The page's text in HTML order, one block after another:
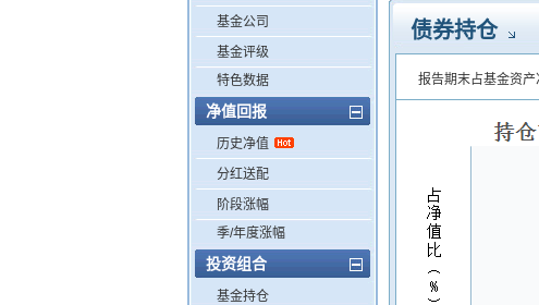
基金公司
基金评级
特色数据
净值回报
历史净值
分红送配
阶段涨幅
季/年度涨幅
投资组合
基金持仓
债券持仓
报告期末占基金资